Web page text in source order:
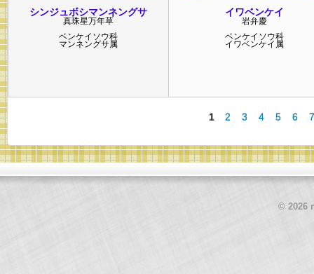
シンジュボシマンネングサ
真珠星万年草
ベンケイソウ科
マンネングサ属
イワベンケイ
岩弁慶
ベンケイソウ科
イワベンケイ 属
1 2 3 4 5 6 7
© 2026